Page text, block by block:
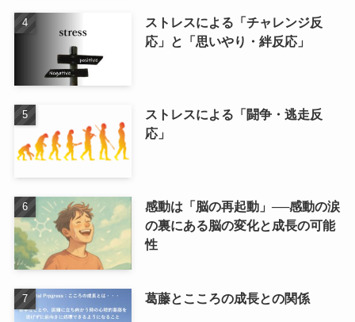
ストレスによる「チャレンジ反
応」と「思いやり・絆反応」
ストレスによる「闘争・逃走反
応」
感動は「脳の再起動」──感動の涙
の裏にある脳の変化と成長の可能
性
葛藤とこころの成長との関係